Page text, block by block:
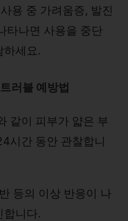
사용 중 가려움증, 발진
타나면 사용을 중단
하세요.
러블 예방법
같이 피부가 얇은 부
시간 동안 관찰합니
등의 이상 반응이 나
합니다.